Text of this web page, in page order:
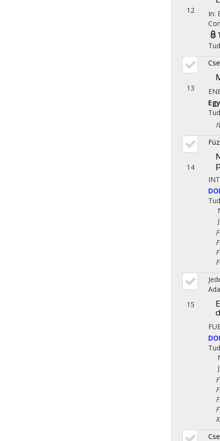
12 In:
13
14
DOI
15
DOI